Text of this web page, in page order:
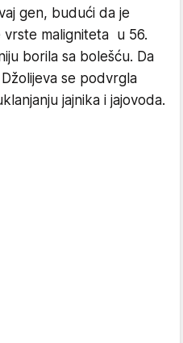
gen, budući da je
vrste maligniteta u 56.
borila sa bolešću. Da
se podvrgla
jajnika i jajovoda.